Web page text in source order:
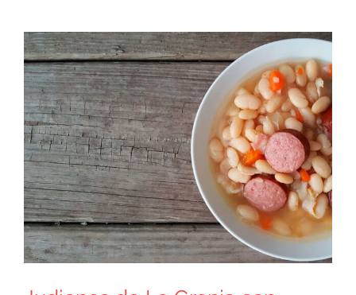
Ver
imagen
más
grande